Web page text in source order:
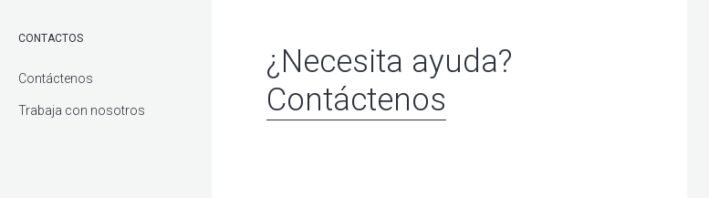
CONTACTOS
Contáctenos
Trabaja con nosotros
¿Necesita ayuda?
Contáctenos